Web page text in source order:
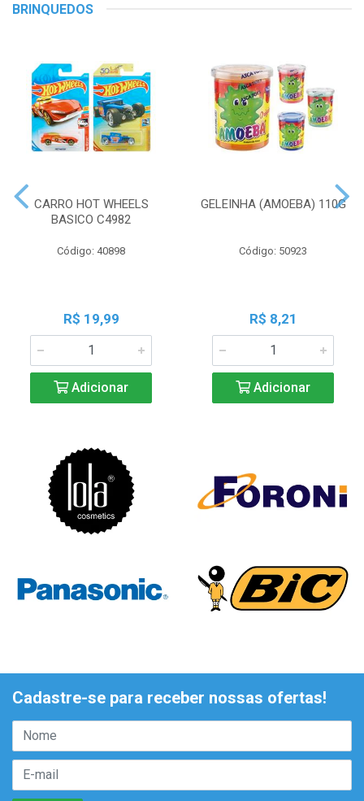
BRINQUEDOS
CARRO HOT WHEELS
BASICO C4982
Código: 40898
R$ 19,99
Adicionar
GELEINHA (AMOEBA) 110G
Código: 50923
R$ 8,21
Adicionar
Cadastre-se para receber nossas ofertas!